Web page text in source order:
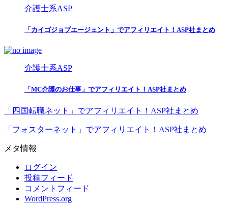
介護士系ASP
「カイゴジョブエージェント」でアフィリエイト！ASP社まとめ
介護士系ASP
「MC介護のお仕事」でアフィリエイト！ASP社まとめ
「四国転職ネット」でアフィリエイト！ASP社まとめ
「フォスターネット」でアフィリエイト！ASP社まとめ
メタ情報
ログイン
投稿フィード
コメントフィード
WordPress.org